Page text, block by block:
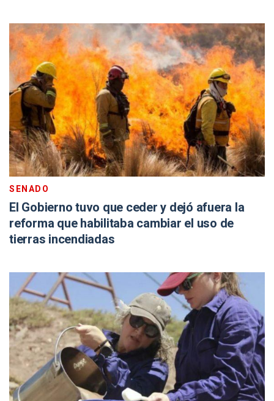
SENADO
El Gobierno tuvo que ceder y dejó afuera la
reforma que habilitaba cambiar el uso de
tierras incendiadas